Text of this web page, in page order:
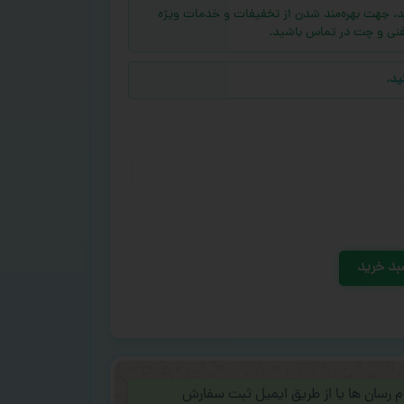
(بالای ۱۰ عدد) دارید، جهت بهره‌مند شدن از تخفیفات و خدمات ویژه
و چت در تماس باشید.
خرید
رسان ها یا از طریق ایمیل ثبت سفارش